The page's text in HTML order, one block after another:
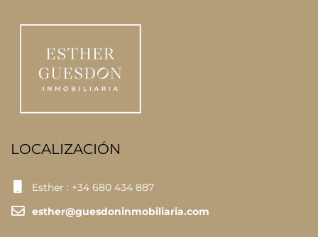
LOCALIZACIÓN
Esther : +34 680 434 887
esther@guesdoninmobiliaria.com